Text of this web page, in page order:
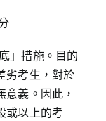
」措施。目的
劣考生，對於
義。因此，
或以上的考